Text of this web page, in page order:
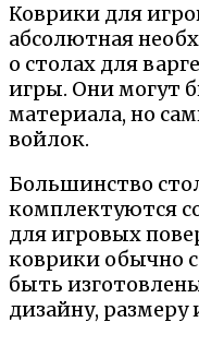
Коврики для
абсолютная
о столах для
игры. Они могут
материала, но
войлок.
Большинство
комплектуются
для игровых
коврики обычно
быть
дизайну, размеру